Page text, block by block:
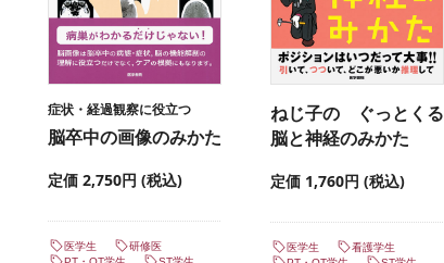
症状・経過観察に役立つ
脳卒中の画像のみかた
定価 2,750円 (税込)
医学生
研修医
ねじ子の ぐっとくる
脳と神経のみかた
定価 1,760円 (税込)
医学生
看護学生